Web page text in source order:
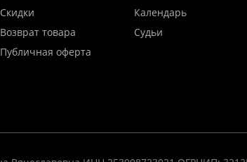
Скидки
Возврат товара
Публичная оферта
Календарь
Судьи